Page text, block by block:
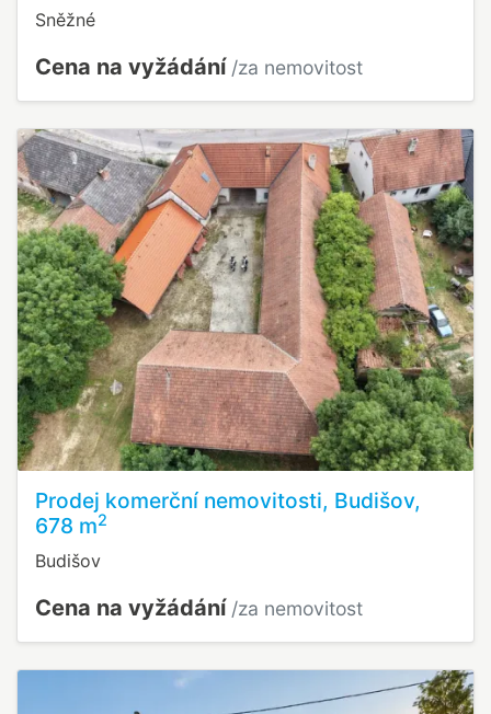
Sněžné
Cena na vyžádání /za nemovitost
Prodej komerční nemovitosti, Budišov,
678 m2
Budišov
Cena na vyžádání /za nemovitost